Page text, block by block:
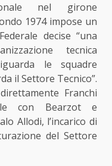
nel girone
1974 impose un
decise “una
tecnica
le squadre
il Settore Tecnico”.
Franchi
con Bearzot e
Allodi, l’incarico di
del Settore